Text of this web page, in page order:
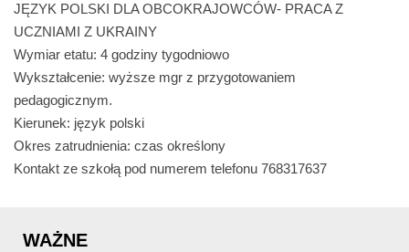
JĘZYK POLSKI DLA OBCOKRAJOWCÓW- PRACA Z
UCZNIAMI Z UKRAINY
Wymiar etatu: 4 godziny tygodniowo
Wykształcenie: wyższe mgr z przygotowaniem
pedagogicznym.
Kierunek: język polski
Okres zatrudnienia: czas określony
Kontakt ze szkołą pod numerem telefonu 768317637
WAŻNE